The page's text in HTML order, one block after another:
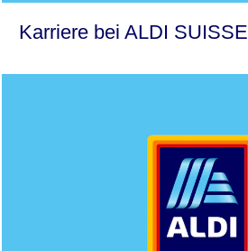
Karriere bei ALDI SUISSE